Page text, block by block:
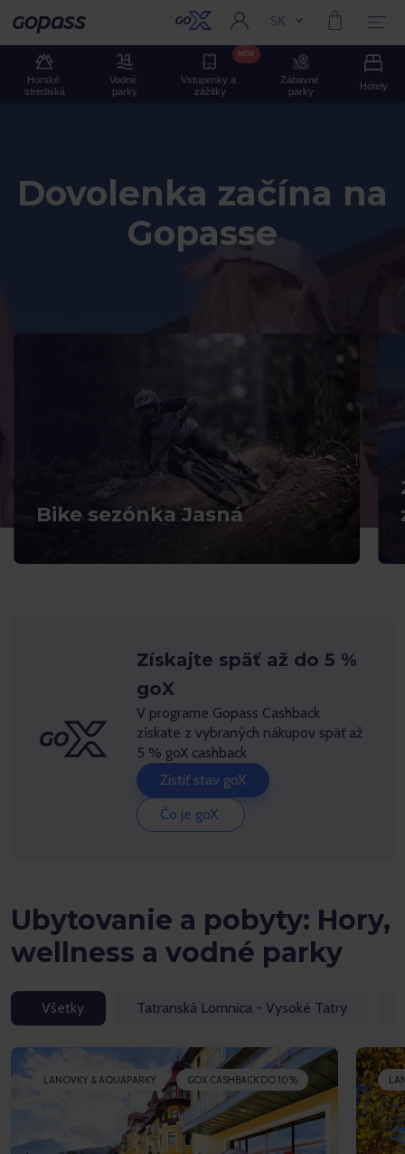
Gopass Aktuální jazyk:
SK
Horské
strediská
Vodné
parky
Vstupenky a
zážitky
NEW
Zábavné
parky
Hotely
Dovolenka začína na
Gopasse
Bike sezónka Jasná
Získajte späť až do 5 %
goX
V programe Gopass Cashback
získate z vybraných nákupov späť až
5 % goX cashback
Zistiť stav goX
Čo je goX
Ubytovanie a pobyty: Hory,
wellness a vodné parky
Všetky Tatranská Lomnica - Vysoké Tatry
LANOVKY & AQUAPARKY GOX CASHBACK DO 10%